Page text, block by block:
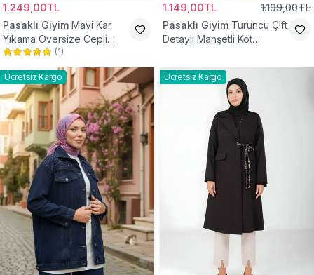
1.249,00TL
Pasaklı Giyim Mavi Kar
Yıkama Oversize Cepli
Düğmeli Tesettür Gömlek
(1)
1.149,00TL 1.199,00TL
Pasaklı Giyim Turuncu Çift
Detaylı Manşetli Kot
Ücretsiz Kargo Ücretsiz Kargo